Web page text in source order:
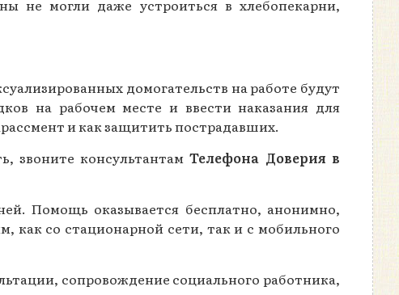
не могли даже устроиться в хлебопекарни,
домогательств на работе будут
на рабочем месте и ввести наказания для
и как защитить пострадавших.
звоните консультантам Телефона Доверия в
Помощь оказывается бесплатно, анонимно,
как со стационарной сети, так и с мобильного
сопровождение социального работника,